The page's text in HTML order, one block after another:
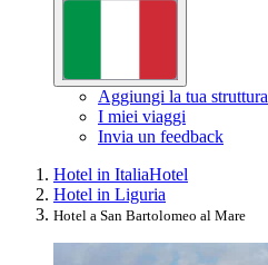
Aggiungi la tua struttura
I miei viaggi
Invia un feedback
Hotel in ItaliaHotel
Hotel in Liguria
Hotel a San Bartolomeo al Mare